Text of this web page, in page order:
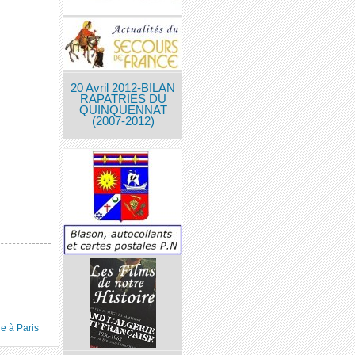
à Paris
20 Avril 2012-BILAN
RAPATRIES DU
QUINQUENNAT
(2007-2012)